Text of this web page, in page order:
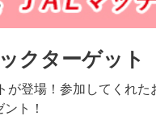
クターゲット
が登場！参加してくれた
ト！